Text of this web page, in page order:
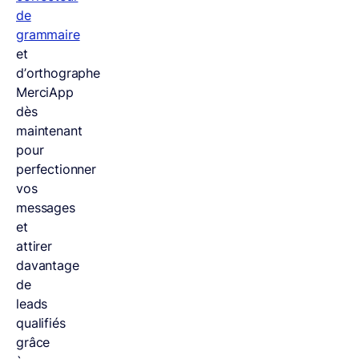
de
grammaire
et
d’orthographe
MerciApp
dès
maintenant
pour
perfectionner
vos
messages
et
attirer
davantage
de
leads
qualifiés
grâce